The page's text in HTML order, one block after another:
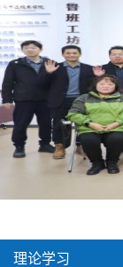
理论学习